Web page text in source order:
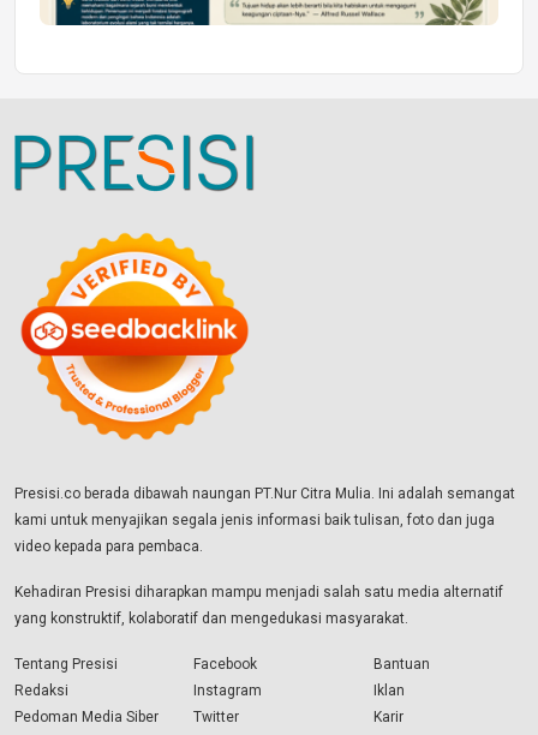
Presisi.co berada dibawah naungan PT.Nur Citra Mulia. Ini adalah semangat
kami untuk menyajikan segala jenis informasi baik tulisan, foto dan juga
video kepada para pembaca.
Kehadiran Presisi diharapkan mampu menjadi salah satu media alternatif
yang konstruktif, kolaboratif dan mengedukasi masyarakat.
Tentang Presisi
Redaksi
Pedoman Media Siber
Facebook
Instagram
Twitter
Bantuan
Iklan
Karir